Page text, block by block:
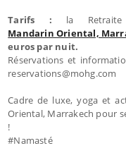
Tarifs : la Retraite
Mandarin Oriental,
euros par nuit.
Réservations et
reservations@mohg.com
Cadre de luxe, yoga et
Oriental, Marrakech pour
!
#Namasté